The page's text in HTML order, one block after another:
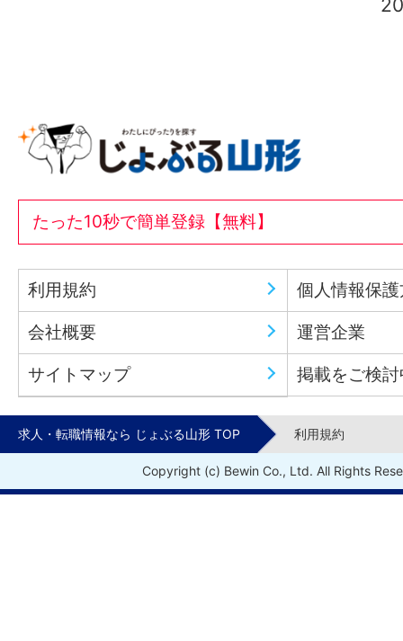
たった10秒で簡単登録【無料】
利用規約 個人情報保
会社概要 運営企業
サイトマップ 掲載をご検
求人・転職情報なら じょぶる山形 TOP 利用規約
Copyright (c) Bewin Co., Ltd. All Rights